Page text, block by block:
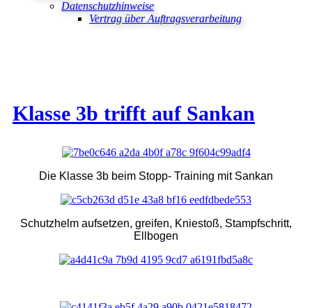
Datenschutzhinweise
Vertrag über Auftragsverarbeitung
Klasse 3b trifft auf Sankan
Die Klasse 3b beim Stopp- Training mit Sankan
Schutzhelm aufsetzen, greifen, Kniestoß, Stampfschritt,
Ellbogen